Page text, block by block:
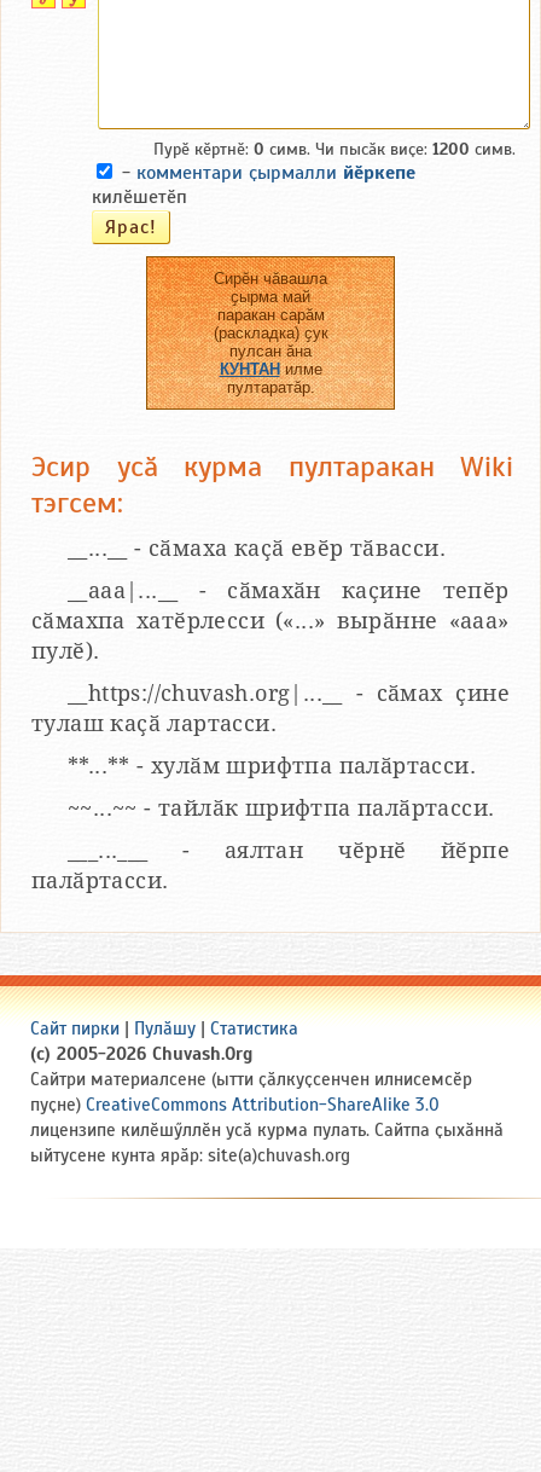
Пурӗ кӗртнӗ: 0 симв. Чи пысӑк виҫе: 1200 симв.
- комментари ҫырмалли йӗркепе
килӗшетӗп
Сирӗн чӑвашла
ҫырма май
паракан сарӑм
(раскладка) ҫук
пулсан ӑна
КУНТАНилме
пултаратӑр.
Эсир усӑ курма пултаракан Wiki
тэгсем:
__...__ - сӑмаха каҫӑ евӗр тӑвасси.
__aaa|...__ - сӑмахӑн каҫине тепӗр
сӑмахпа хатӗрлесси («...» вырӑнне «ааа»
пулӗ).
__https://chuvash.org|...__ - сӑмах ҫине
тулаш каҫӑ лартасси.
**...** - хулӑм шрифтпа палӑртасси.
~~...~~ - тайлӑк шрифтпа палӑртасси.
___...___ - аялтан чӗрнӗ йӗрпе
палӑртасси.
Сайт пирки | Пулӑшу | Статистика
(c) 2005-2026 Chuvash.Org
Сайтри материалсене (ытти ҫӑлкуҫсенчен илнисемсӗр
пуҫне) CreativeCommons Attribution-ShareAlike 3.0
лицензипе килӗшӳллӗн усӑ курма пулать. Сайтпа ҫыхӑннӑ
ыйтусене кунта ярӑр: site(a)chuvash.org